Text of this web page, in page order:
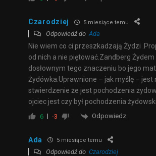
Czarodziej 5 miesiące temu
Odpowiedź doAda
Nie wiem co ci przeszkadzają Żydzi
od nich a nie piętować.Zandberg Żydem
dosłownym tego znaczeniu bo jego
Żydówka.Uprawnione – jak myślę –
stwierdzenie że jest pochodzenia
ojciec jest czy był pochodzenia
6 -3 Odpowiedz
Ada 5 miesiące temu
Odpowiedź do Czarodziej